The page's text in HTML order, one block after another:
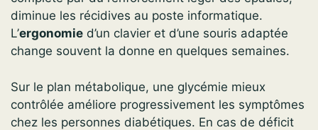
diminue les récidives au poste informatique.
L’ergonomie d’un clavier et d’une souris adaptée
change souvent la donne en quelques semaines.
Sur le plan métabolique, une glycémie mieux
contrôlée améliore progressivement les symptômes
chez les personnes diabétiques. En cas de déficit